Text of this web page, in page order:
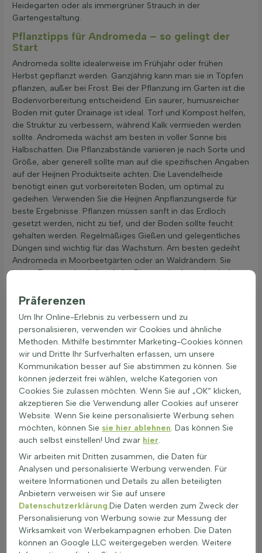
Heidegarten oder als immergrüner Strauch in der
Gartengestaltung.
Pflanztipps für Andromeda – so gelingt der
Start
Andromeda sollte idealerweise im Frühjahr oder frühen
Herbst gepflanzt werden. Ganzjährig kann man sie in Töpfen
pflanzen, außer bei Frost. Bei der Pflanzung im Garten ist die
Bodenvorbereitung entscheidend. Ein saurer, humusreicher
Boden mit guter Drainage ist ideal. Torf und Kompost helfen,
die Struktur zu verbessern, während Kalk vermieden werden
sollte. Andromeda wächst am besten in voller Sonne bis
Halbschatten. Die Pflanzabstände variieren je nach Sorte und
Größe, aber generell sollte man auf die spezifischen Angaben
auf der Heijnen Produktseite achten. Die Lavendelheide
benötigt einen gut vorbereiteten Boden, um optimal zu
gedeihen. Verwenden Sie die Heijnen Anpflanzungserde für
beste Ergebnisse. Pflanzen müssen sanft in das Erdloch
gesetzt werden, nicht zu tief, und der Boden sollte feucht
gehalten werden. Regelmäßiges Gießen und gelegentliches
Düngen sind wichtig für das Wachstum. Am besten gedeiht
Andromeda in Moorbeetgärten oder an Waldrändern. Sie
bringt Zierwert durch ihre frühe Blüte und erfreut durch das
So bleibt Ihre Lavendelheide vital –
Pflegetipps auf einen Blick
Die Andromeda ist eine immergrüne Pflanze, die in Gärten für
ihre kompakte und dekorative Erscheinung geschätzt wird.
Diese Zwergstrauch liebt saure und feuchte Böden und ist
ideal für Gruppenpflanzungen oder als Solitärpflanze im
Heidegarten geeignet.
Pflege: Die Lavendelheide bevorzugt einen sauren,
feuchten Boden und sollte im Halbschatten gepflanzt
werden. Mulchen im Herbst hilft, die Feuchtigkeit zu
bewahren.
Schnitt: Schneiden Sie die Andromeda nach der Blüte im
Mai–Juni, um tote Blumen und beschädigte Äste zu
entfernen. Verwenden Sie eine scharfe Gartenschere.
Düngung: Gedüngt wird im Frühjahr. Verwenden Sie einen
sauren Dünger, um den Boden zu verbessern, und
düngen Sie einmal jährlich.
Wasserbedarf: Halten Sie den Boden feucht, besonders
im Sommer. Gießen Sie, wenn die oberste Erdschicht
trocken erscheint.
Präferenzen
Um Ihr Online-Erlebnis zu verbessern und zu
personalisieren, verwenden wir Cookies und ähnliche
Methoden. Mithilfe bestimmter Marketing-Cookies können
wir und Dritte Ihr Surfverhalten erfassen, um unsere
Kommunikation besser auf Sie abstimmen zu können. Sie
können jederzeit frei wählen, welche Kategorien von
Cookies Sie zulassen möchten. Wenn Sie auf „OK“ klicken,
akzeptieren Sie die Verwendung aller Cookies auf unserer
Website. Wenn Sie keine personalisierte Werbung sehen
möchten, können Sie sie hier ablehnen. Das können Sie
auch selbst einstellen! Und zwar hier.
Wir arbeiten mit Dritten zusammen, die Daten für
Analysen und personalisierte Werbung verwenden. Für
weitere Informationen und Details zu allen beteiligten
Anbietern verweisen wir Sie auf unsere
Datenschutzerklärung.Die Daten werden zum Zweck der
Personalisierung von Werbung sowie zur Messung der
Wirksamkeit von Werbekampagnen erhoben. Die Daten
können an Google LLC weitergegeben werden. Weitere